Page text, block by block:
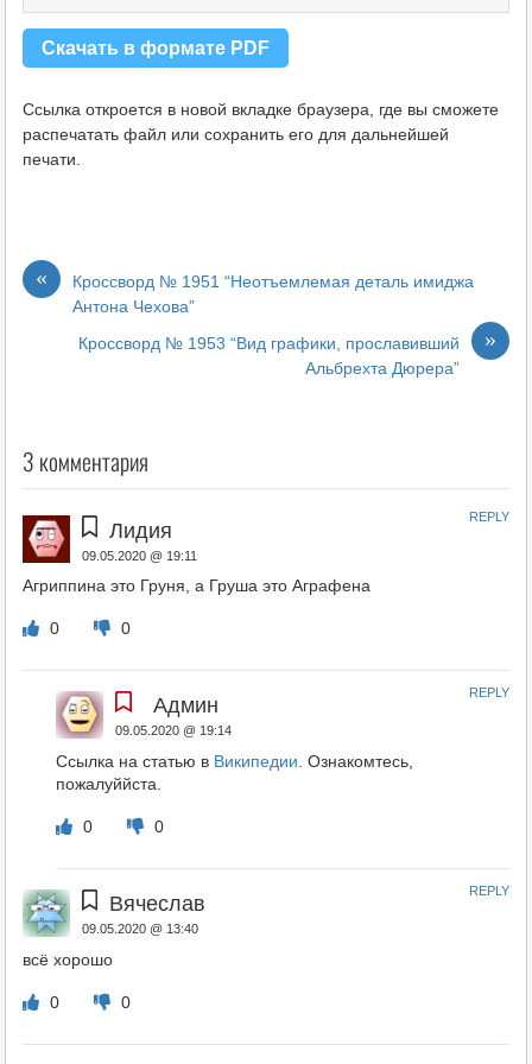
Скачать в формате PDF
Ссылка откроется в новой вкладке браузера, где вы сможете
распечатать файл или сохранить его для дальнейшей
печати.
«
Кроссворд № 1951 “Неотъемлемая деталь имиджа
Антона Чехова”
»
Кроссворд № 1953 “Вид графики, прославивший
Альбрехта Дюрера”
3 комментария
Лидия
09.05.2020 @ 19:11
Агриппина это Груня, а Груша это Аграфена
0 0
REPLY
Админ
09.05.2020 @ 19:14
Ссылка на статью в Википедии . Ознакомтесь,
пожалуййста.
0 0
REPLY
Вячеслав
09.05.2020 @ 13:40
всё хорошо
0 0
REPLY